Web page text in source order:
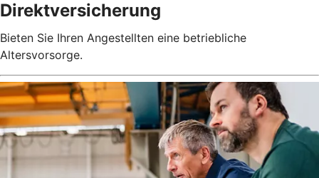
Direktversicherung
Bieten Sie Ihren Angestellten eine betriebliche
Altersvorsorge.